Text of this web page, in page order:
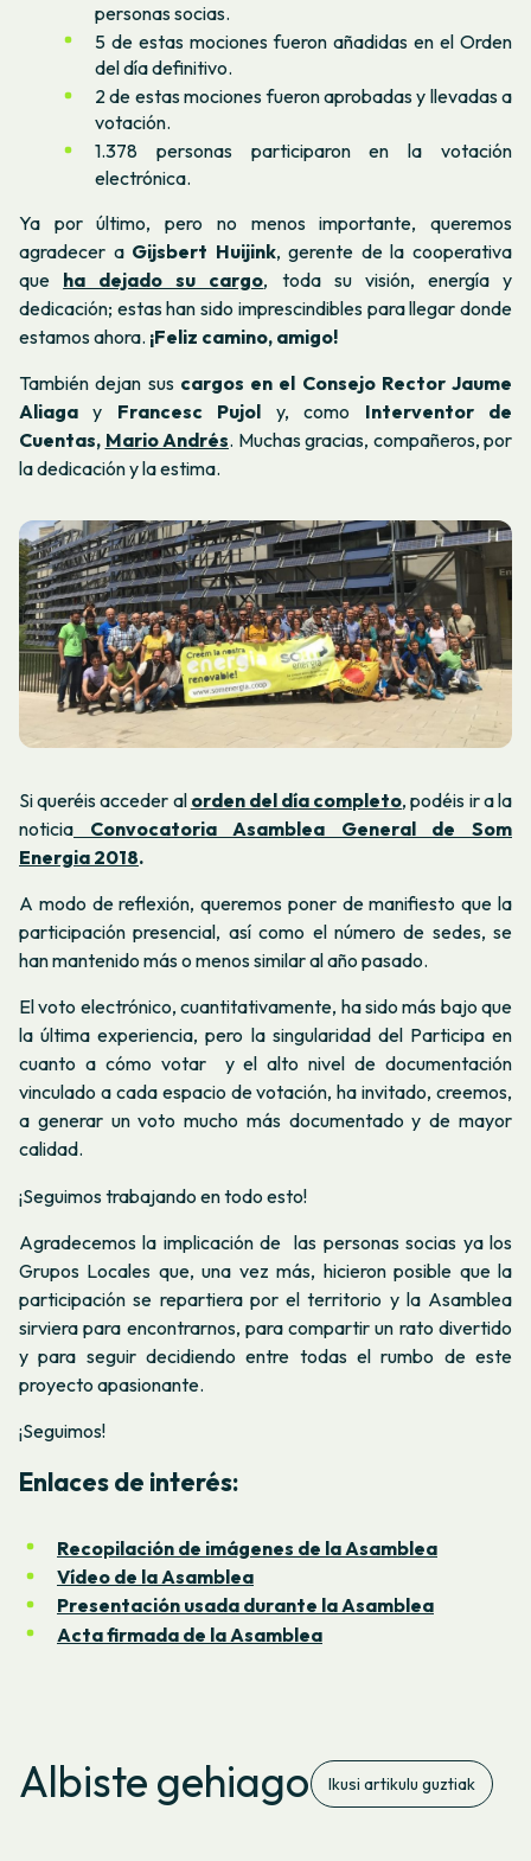
personas socias.
5 de estas mociones fueron añadidas en el Orden
del día definitivo.
2 de estas mociones fueron aprobadas y llevadas a
votación.
1.378 personas participaron en la votación
electrónica.
Ya por último, pero no menos importante, queremos
agradecer a Gijsbert Huijink, gerente de la cooperativa
que ha dejado su cargo, toda su visión, energía y
dedicación; estas han sido imprescindibles para llegar donde
estamos ahora. ¡Feliz camino, amigo!
También dejan sus cargos en el Consejo Rector Jaume
Aliagay Francesc Pujol y, como Interventor de
Cuentas, Mario Andrés. Muchas gracias, compañeros, por
la dedicación y la estima.
Si queréis acceder al orden del día completo, podéis ir a la
noticia Convocatoria Asamblea General de Som
Energia 2018.
A modo de reflexión, queremos poner de manifiesto que la
participación presencial, así como el número de sedes, se
han mantenido más o menos similar al año pasado.
El voto electrónico, cuantitativamente, ha sido más bajo que
la última experiencia, pero la singularidad del Participa en
cuanto a cómo votar y el alto nivel de documentación
vinculado a cada espacio de votación, ha invitado, creemos,
a generar un voto mucho más documentado y de mayor
calidad.
¡Seguimos trabajando en todo esto!
Agradecemos la implicación de las personas socias ya los
Grupos Locales que, una vez más, hicieron posible que la
participación se repartiera por el territorio y la Asamblea
sirviera para encontrarnos, para compartir un rato divertido
y para seguir decidiendo entre todas el rumbo de este
proyecto apasionante.
¡Seguimos!
Enlaces de interés:
Recopilación de imágenes de la Asamblea
Vídeo de la Asamblea
Presentación usada durante la Asamblea
Acta firmada de la Asamblea
Albiste gehiago Ikusi artikulu guztiak